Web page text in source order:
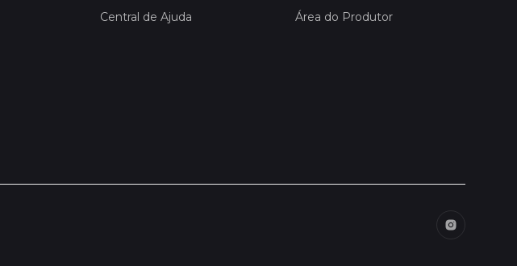
Central de Ajuda
Área do Produtor